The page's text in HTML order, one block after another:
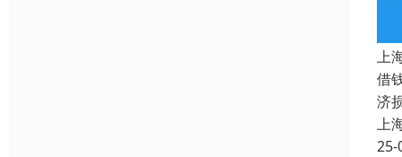
上
借
济
上
25-